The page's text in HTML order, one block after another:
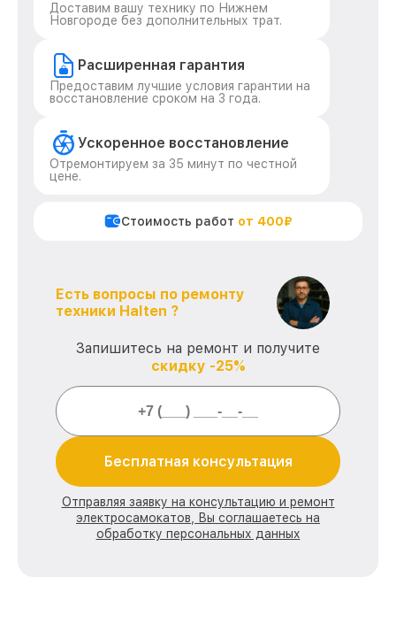
Доставим вашу технику по Нижнем
Новгороде без дополнительных трат.
Расширенная гарантия
Предоставим лучшие условия гарантии на
восстановление сроком на 3 года.
Ускоренное восстановление
Отремонтируем за 35 минут по честной
цене.
Стоимость работ от 400₽
Есть вопросы по ремонту
техники Halten ?
Запишитесь на ремонт и получите
скидку -25%
Бесплатная консультация
Отправляя заявку на консультацию и ремонт
электросамокатов, Вы соглашаетесь на
обработку персональных данных